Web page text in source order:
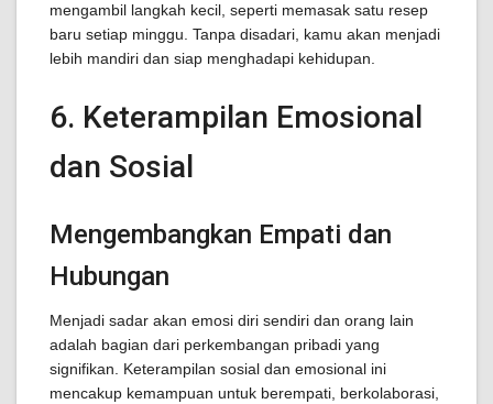
mengambil langkah kecil, seperti memasak satu resep
baru setiap minggu. Tanpa disadari, kamu akan menjadi
lebih mandiri dan siap menghadapi kehidupan.
6. Keterampilan Emosional
dan Sosial
Mengembangkan Empati dan
Hubungan
Menjadi sadar akan emosi diri sendiri dan orang lain
adalah bagian dari perkembangan pribadi yang
signifikan. Keterampilan sosial dan emosional ini
mencakup kemampuan untuk berempati, berkolaborasi,